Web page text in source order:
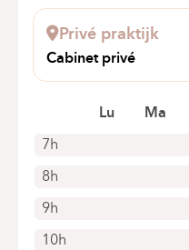
1160 Auderghem
Boek online een afspraak
Privé praktijk
Cabinet privé
Zonienwoudlaan 48
7h
8h
9h
10h
Lu Ma